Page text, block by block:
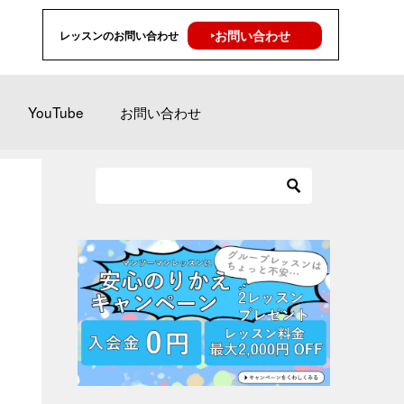
レッスンのお問い合わせ ‣お問い合わせ
YouTube お問い合わせ